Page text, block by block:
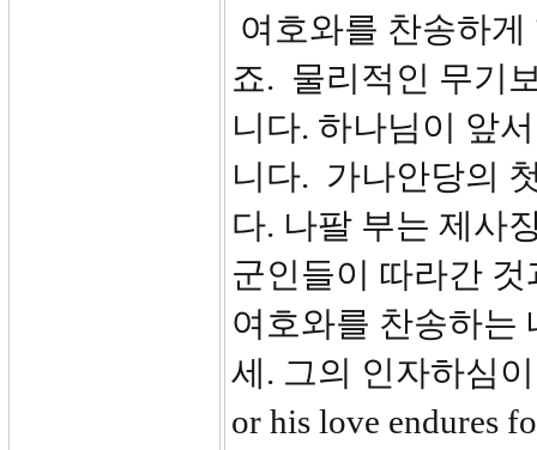
여호와를 찬송하
죠. 물리적인 무기
니다. 하나님이 앞
니다. 가나안당의
다. 나팔 부는 제사
군인들이 따라간
여호와를 찬송하는
세. 그의 인자하심
or his love endures